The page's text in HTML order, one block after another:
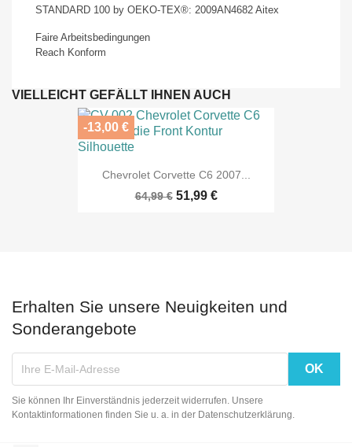
STANDARD 100 by OEKO-TEX®: 2009AN4682 Aitex
Faire Arbeitsbedingungen
Reach Konform
VIELLEICHT GEFÄLLT IHNEN AUCH
Chevrolet Corvette C6 2007...
64,99 € 51,99 €
-13,00 €
Erhalten Sie unsere Neuigkeiten und
Sonderangebote
Sie können Ihr Einverständnis jederzeit widerrufen. Unsere
Kontaktinformationen finden Sie u. a. in der Datenschutzerklärung.